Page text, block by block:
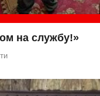
на службу!»